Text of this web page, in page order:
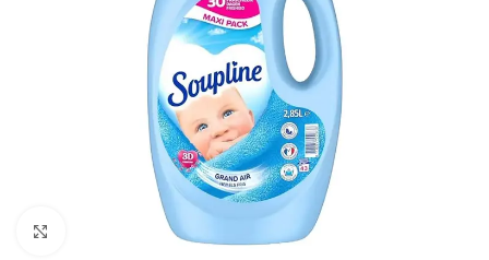
Cliquez pour agrandir